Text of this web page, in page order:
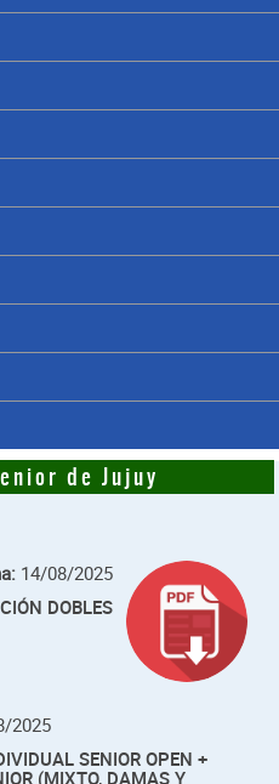
de Jujuy
14/08/2025
DOBLES
2025
SENIOR OPEN +
(MIXTO, DAMAS Y